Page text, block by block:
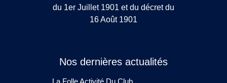
du 1er Juillet 1901 et du décret du
16 Août 1901
Nos dernières actualités
La Folle Activité Du Club